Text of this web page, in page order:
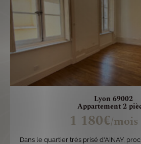
Lyon 69002
Appartement 2
1 180€/mois
Dans le quartier très prisé d'AINAY,